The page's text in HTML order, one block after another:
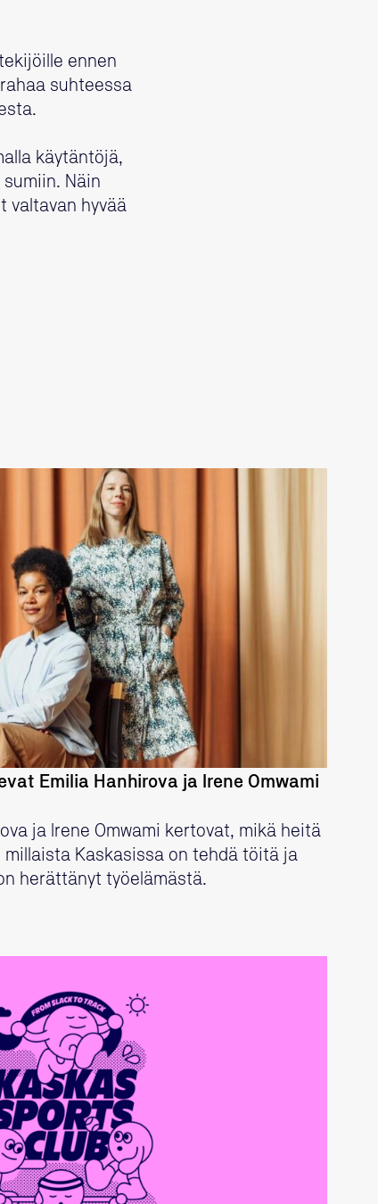
ennen
suhteessa
käytäntöjä,
Näin
valtavan hyvää
LUE LISÄÄ
Emilia Hanhirova ja Irene Omwami
ja Irene Omwami kertovat, mikä heitä
Kaskasissa on tehdä töitä ja
herättänyt työelämästä.
LUE LISÄÄ